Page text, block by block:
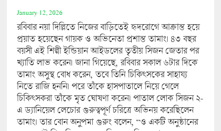
January 12, 2026
রবিবার নয়া দিল্লিতে নিজের বাড়িতেই হৃদরোগে আক্রান্ত হয়ে
প্রয়াত হয়েছেন গায়ক ও অভিনেতা প্রশান্ত তামাং। ৪৩ বছর
বয়সী এই শিল্পী ইন্ডিয়ান আইডলের তৃতীয় সিজন জেতার পর
খ্যাতি লাভ করেন। জানা গিয়েছে, রবিবার সকাল ৬টার দিকে
তামাং অসুস্থ বোধ করেন, তবে তিনি চিকিৎসকের সাহায্য
নিতে রাজি হননি। পরে তাঁকে হাসপাতালে নিয়ে গেলে
চিকিৎসকরা তাঁকে মৃত ঘোষণা করেন। পাতাল লোক সিজন ২-
এ ড্যানিয়েল লেচোর গুরুত্বপূর্ণ চরিত্রে অভিনয় করেছিলেন
তামাং। তার বোন অনুপমা গুরুং বলেন, “ও একটি অনুষ্ঠানের